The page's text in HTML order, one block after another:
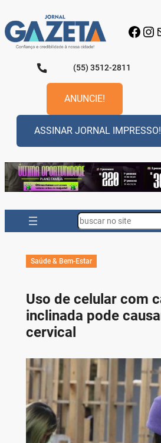
para
o
conteúdo
(55) 3512-2811
ANUNCIE!
ASSINAR JORNAL IMPRESSO!
Search
Saúde & Bem-Estar
Uso de celular com
inclinada pode
cervical